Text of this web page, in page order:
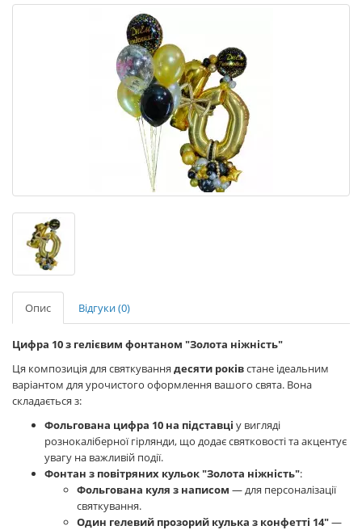
Опис Відгуки (0)
Цифра 10 з гелієвим фонтаном "Золота ніжність"
Ця композиція для святкування десяти роківстане ідеальним
варіантом для урочистого оформлення вашого свята. Вона
складається з:
Фольгована цифра 10 на підставці у вигляді
рознокаліберної гірлянди, що додає святковості та акцентує
увагу на важливій події.
Фонтан з повітряних кульок "Золота ніжність":
Фольгована куля з написом — для персоналізації
святкування.
Один гелевий прозорий кулька з конфетті 14"—